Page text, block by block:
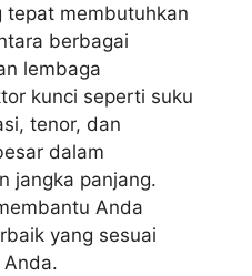
tepat membutuhkan
berbagai
lembaga
kunci seperti suku
tenor, dan
dalam
jangka panjang.
Anda
yang sesuai